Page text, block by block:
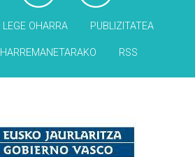
LEGE OHARRA PUBLIZITATEA
HARREMANETARAKO RSS